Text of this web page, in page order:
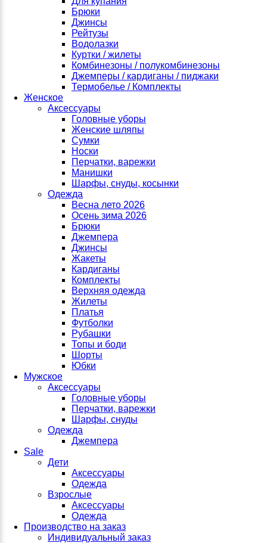
Брюки
Джинсы
Рейтузы
Водолазки
Куртки / жилеты
Комбинезоны / полукомбинезоны
Джемперы / кардиганы / пиджаки
Термобелье / Комплекты
Женское
Аксессуары
Головные уборы
Женские шляпы
Сумки
Носки
Перчатки, варежки
Манишки
Шарфы, снуды, косынки
Одежда
Весна лето 2026
Осень зима 2026
Брюки
Джемпера
Джинсы
Жакеты
Кардиганы
Комплекты
Верхняя одежда
Жилеты
Платья
Футболки
Рубашки
Топы и боди
Шорты
Юбки
Мужское
Аксессуары
Головные уборы
Перчатки, варежки
Шарфы, снуды
Одежда
Джемпера
Sale
Дети
Аксессуары
Одежда
Взрослые
Аксессуары
Одежда
Производство на заказ
Индивидуальный заказ